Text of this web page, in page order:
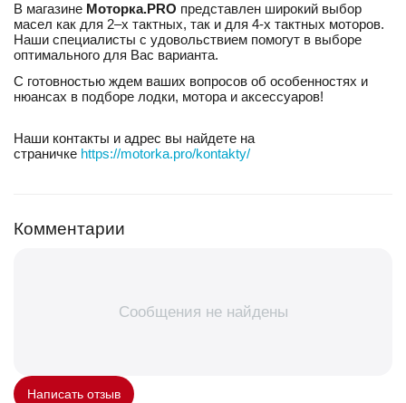
В магазине Моторка.PRO представлен широкий выбор
масел как для 2–х тактных, так и для 4-х тактных моторов.
Наши специалисты с удовольствием помогут в выборе
оптимального для Вас варианта.
С готовностью ждем ваших вопросов об особенностях и
нюансах в подборе лодки, мотора и аксессуаров!
Наши контакты и адрес вы найдете на
страничке https://motorka.pro/kontakty/
Комментарии
Сообщения не найдены
Написать отзыв